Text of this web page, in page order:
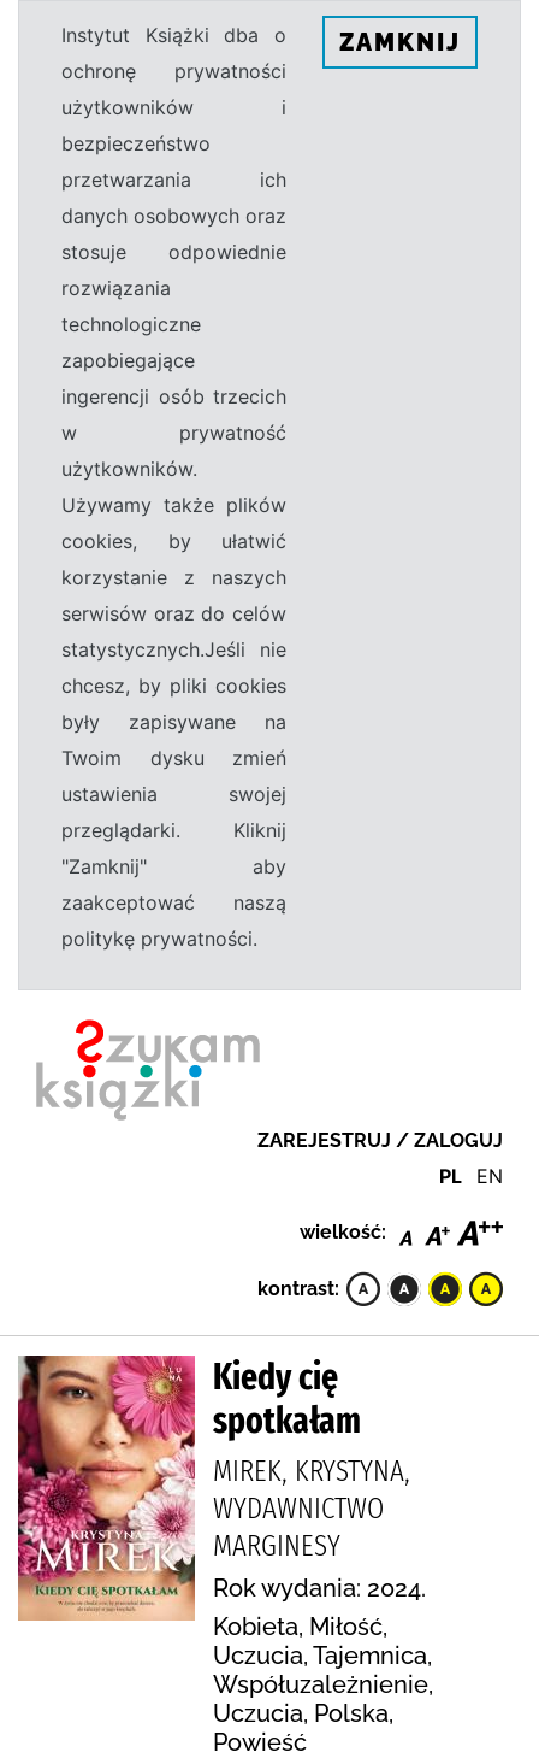
Instytut Książki dba o
ochronę prywatności
użytkowników i
bezpieczeństwo
przetwarzania ich
danych osobowych oraz
stosuje odpowiednie
rozwiązania
technologiczne
zapobiegające
ingerencji osób trzecich
w prywatność
użytkowników.
Używamy także plików
cookies, by ułatwić
korzystanie z naszych
serwisów oraz do celów
statystycznych.Jeśli nie
chcesz, by pliki cookies
były zapisywane na
Twoim dysku zmień
ustawienia swojej
przeglądarki. Kliknij
"Zamknij" aby
zaakceptować naszą
politykę prywatności.
ZAMKNIJ
ZAREJESTRUJ / ZALOGUJ
PL EN
wielkość:
kontrast:
Kiedy cię
spotkałam
MIREK, KRYSTYNA,
WYDAWNICTWO
MARGINESY
Rok wydania: 2024.
Kobieta, Miłość,
Uczucia, Tajemnica,
Współuzależnienie,
Uczucia, Polska,
Powieść